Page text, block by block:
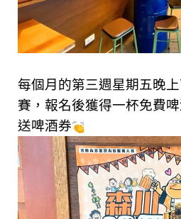
每個月的第三週星期五晚
賽，報名後獲得一杯免費
送啤酒券